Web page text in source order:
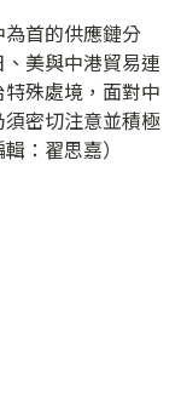
首的供應鏈分
美與中港貿易連
殊處境，面對中
密切注意並積極
：翟思嘉）